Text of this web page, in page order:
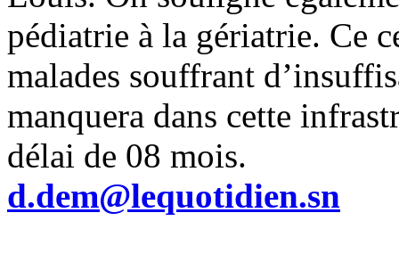
pédiatrie à la gériatrie. Ce
malades souffrant
manquera dans cette
délai de 08 mois.
d.dem@lequotidien.sn